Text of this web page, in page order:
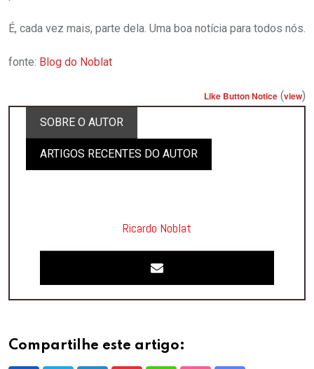
É, cada vez mais, parte dela. Uma boa notícia para todos nós.
fonte: Blog do Noblat
Like Button Notice (view)
SOBRE O AUTOR
ARTIGOS RECENTES DO AUTOR
Ricardo Noblat
Compartilhe este artigo: